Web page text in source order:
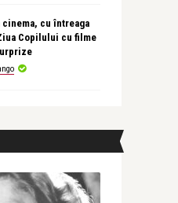
cu întreaga
Copilului cu filme